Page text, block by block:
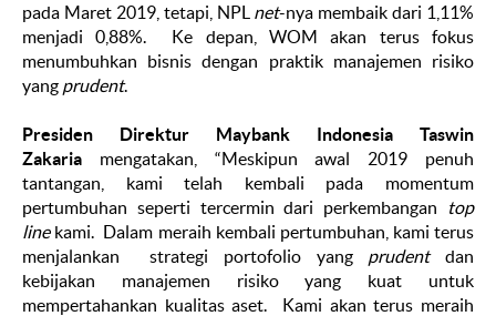
pada Maret 2019, tetapi, NPL net-nya membaik dari 1,11%
menjadi 0,88%. Ke depan, WOM akan terus fokus
menumbuhkan bisnis dengan praktik manajemen risiko
yang prudent.
Presiden Direktur Maybank Indonesia Taswin
Zakaria mengatakan, “Meskipun awal 2019 penuh
tantangan, kami telah kembali pada momentum
pertumbuhan seperti tercermin dari perkembangan
top
linekami. Dalam meraih kembali pertumbuhan, kami terus
menjalankan strategi portofolio yang prudentdan
kebijakan manajemen risiko yang kuat untuk
mempertahankan kualitas aset. Kami akan terus meraih